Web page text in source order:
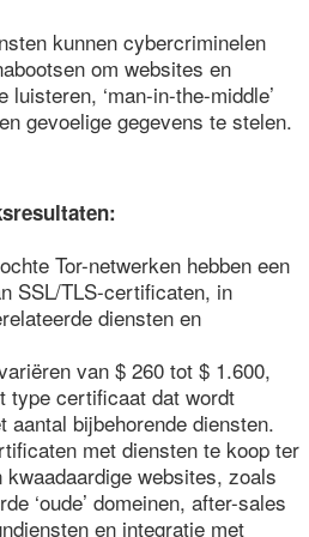
kunnen cybercriminelen
om websites en
‘man-in-the-middle’
gevoelige gegevens te stelen.
Tor-netwerken hebben een
SSL/TLS-certificaten, in
diensten en
van $ 260 tot $ 1.600,
type certificaat dat wordt
aantal bijbehorende diensten.
met diensten te koop ter
websites, zoals
‘oude’ domeinen, after-sales
en integratie met